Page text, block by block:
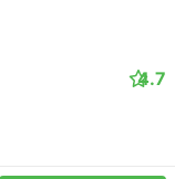
4.7